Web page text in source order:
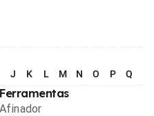
J K L M N O P Q
Ferramentas
Afinador